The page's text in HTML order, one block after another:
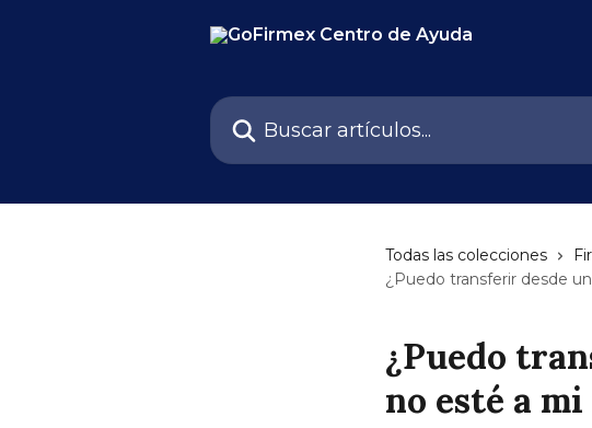
Buscar artículos...
Todas las colecciones
¿Puedo transferir desde
¿Puedo
no esté a